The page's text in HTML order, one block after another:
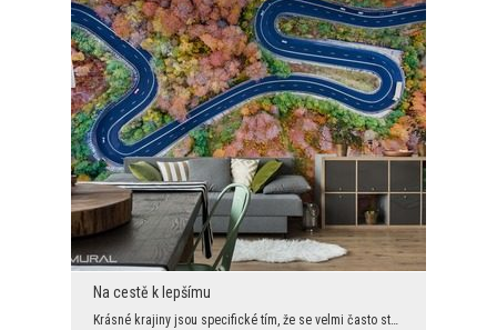
Na cestě k lepšímu
Krásné krajiny jsou specifické tím, že se velmi často stávají hlavním dekorativním prvkem v polsk...